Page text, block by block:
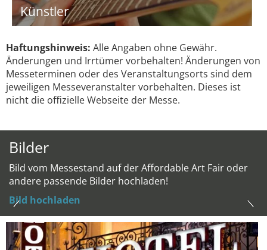
Künstler
Haftungshinweis: Alle Angaben ohne Gewähr.
Änderungen und Irrtümer vorbehalten! Änderungen von
Messeterminen oder des Veranstaltungsorts sind dem
jeweiligen Messeveranstalter vorbehalten. Dieses ist
nicht die offizielle Webseite der Messe.
Bilder
Bild vom Messestand auf der Affordable Art Fair oder
andere passende Bilder hochladen!
Bild hochladen